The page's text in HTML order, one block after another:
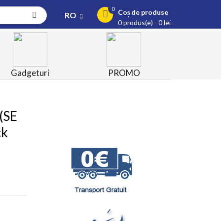
0 Coș de produse
0 produs(e) - 0 lei
RO
Gadgeturi PROMO